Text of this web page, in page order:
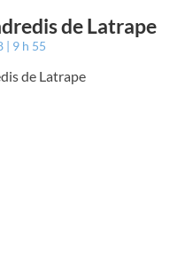
de Latrape
9 h 55
de Latrape